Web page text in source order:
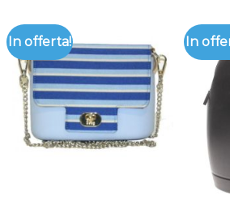
In offerta! In